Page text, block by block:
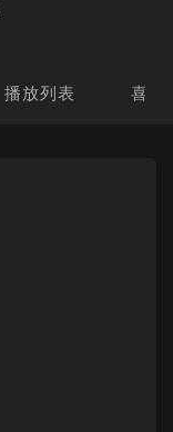
播放列表 喜欢